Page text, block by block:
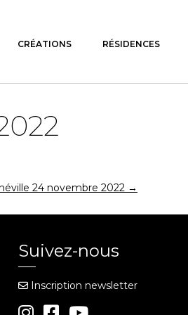
CRÉATIONS RÉSIDENCES
24 novembre 2022 →
Suivez-nous
Inscription newsletter